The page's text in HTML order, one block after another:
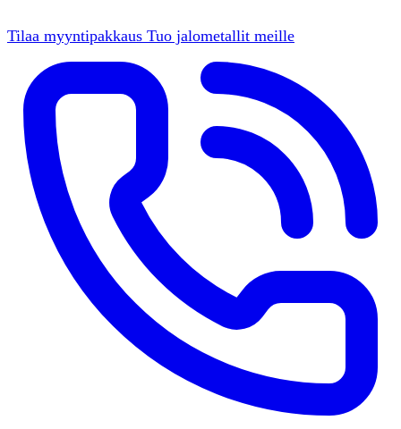
Tilaa myyntipakkaus Tuo jalometallit meille